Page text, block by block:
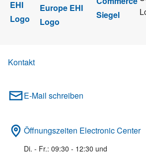
Kontakt
E-Mail schreiben
Öffnungszeiten Electronic Center
Di. - Fr.: 09:30 - 12:30 und